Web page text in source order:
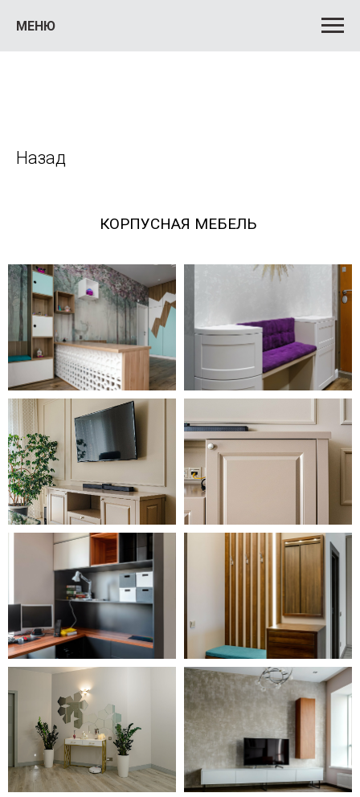
МЕНЮ
Назад
КОРПУСНАЯ МЕБЕЛЬ